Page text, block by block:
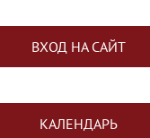
ВХОД НА САЙТ
КАЛЕНДАРЬ